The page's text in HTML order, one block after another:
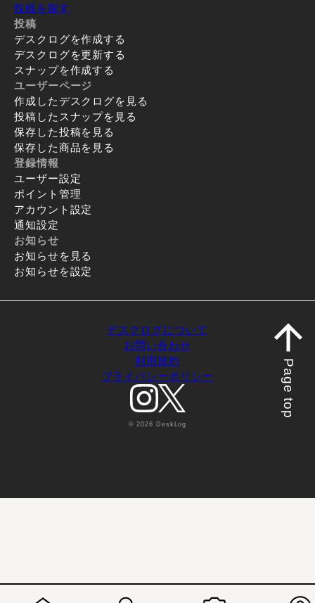
投稿を探す
投稿
デスクログを作成する
デスクログを更新する
スナップを作成する
ユーザーページ
作成したデスクログを見る
投稿したスナップを見る
保存した投稿を見る
保存した商品を見る
登録情報
ユーザー設定
ポイント管理
アカウント設定
通知設定
お知らせ
お知らせを見る
お知らせを設定
デスクログについて
お問い合わせ
利用規約
プライバシーポリシー
© 2026 DeskLog
Page top